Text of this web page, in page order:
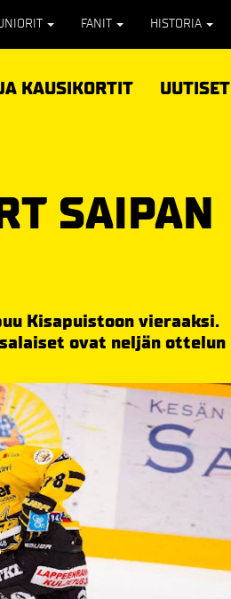
FANIT HISTORIA
KAUSIKORTIT UUTISET
SAIPAN
Kisapuistoon vieraaksi.
ovat neljän ottelun